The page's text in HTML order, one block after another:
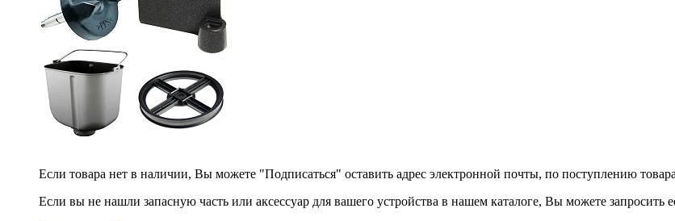
Если товара нет в наличии, Вы можете "Подписаться" оставить адрес электронной почты, по поступлению
Если вы не нашли запасную часть или аксессуар для вашего устройства в нашем каталоге, Вы можете запросить